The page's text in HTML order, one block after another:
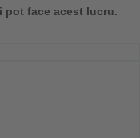
pot face acest lucru.